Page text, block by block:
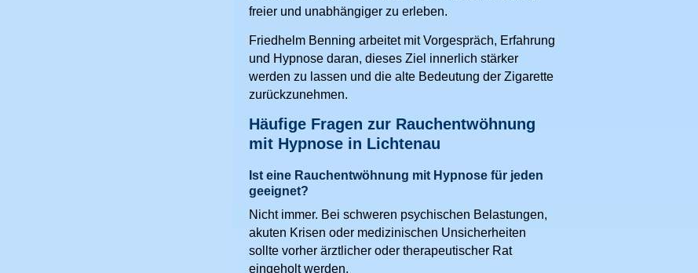
freier und unabhängiger zu erleben.
Friedhelm Benning arbeitet mit Vorgespräch, Erfahrung
und Hypnose daran, dieses Ziel innerlich stärker
werden zu lassen und die alte Bedeutung der Zigarette
zurückzunehmen.
Häufige Fragen zur Rauchentwöhnung
mit Hypnose in Lichtenau
Ist eine Rauchentwöhnung mit Hypnose für jeden
geeignet?
Nicht immer. Bei schweren psychischen Belastungen,
akuten Krisen oder medizinischen Unsicherheiten
sollte vorher ärztlicher oder therapeutischer Rat
eingeholt werden.